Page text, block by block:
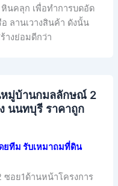
นคลุก เพื่อทำการบดอัด
ลานเวางสินค้า ดังนั้น
างย่อมดีกว่า
มู่บ้านกมลลักษณ์ 2
นนทบุรี ราคาถูก
ยทีม รับเหมาถมที่ดิน
อย1ด้านหน้าโครงการ